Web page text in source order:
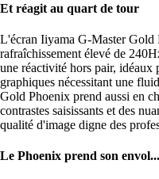
Et réagit au quart de tour
L'écran Iiyama G-Master Gold
rafraîchissement élevé de
une réactivité hors pair, idéaux
graphiques nécessitant une
Gold Phoenix prend aussi en
contrastes saisissants et des
qualité d'image digne des
Le Phoenix prend son envol...